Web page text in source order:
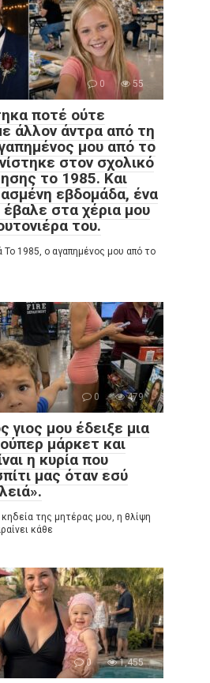
0 55
ποτέ ούτε
άλλον άντρα από τη
μου από το
στον σχολικό
το 1985. Και
εβδομάδα, ένα
έβαλε στα χέρια μου
του.
1985, ο αγαπημένος μου από το
0 479
γιος μου έδειξε μια
μάρκετ και
η κυρία που
μας όταν εσύ
της μητέρας μου, η θλίψη
κάθε
0 1,455